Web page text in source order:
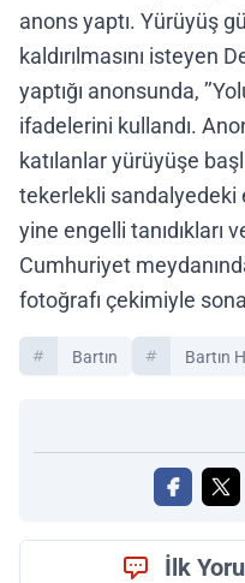
anons yaptı. Yürüyüş
kaldırılmasını isteyen
yaptığı anonsunda,
ifadelerini kullandı.
katılanlar yürüyüşe
tekerlekli sandalyedeki
yine engelli tanıdıkları
Cumhuriyet
fotoğrafı çekimiyle
Bartın Bartın
İlk